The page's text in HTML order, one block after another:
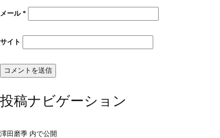
メール *
サイト
投稿ナビゲーション
澤田磨季 内で公開